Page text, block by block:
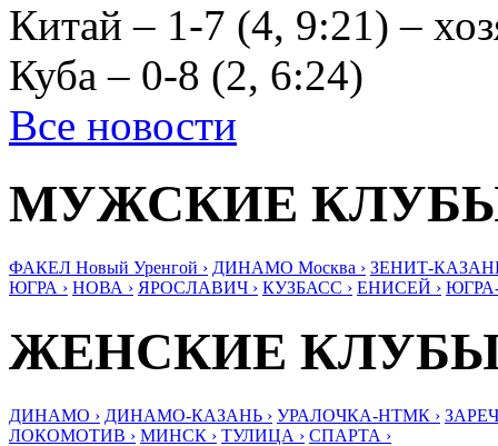
Китай – 1-7 (4, 9:21) –
Куба – 0-8 (2, 6:24)
Все новости
МУЖСКИЕ
ФАКЕЛ Новый Уренгой › ДИНАМО Москва › ЗЕНИТ-
ЮГРА › НОВА › ЯРОСЛАВИЧ › КУЗБАСС › ЕНИСЕЙ ›
ЖЕНСКИЕ
ДИНАМО › ДИНАМО-КАЗАНЬ › УРАЛОЧКА-НТМК ›
ЛОКОМОТИВ › МИНСК › ТУЛИЦА › СПАРТА ›